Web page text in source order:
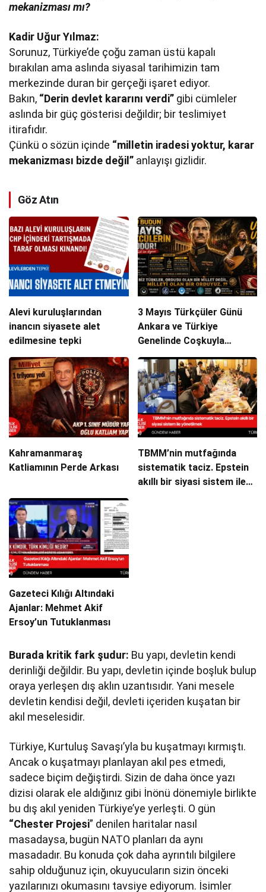
mekanizması mı?
Kadir Uğur Yılmaz:
Sorunuz, Türkiye’de çoğu zaman üstü kapalı
bırakılan ama aslında siyasal tarihimizin tam
merkezinde duran bir gerçeği işaret ediyor.
Bakın, “Derin devlet kararını verdi” gibi cümleler
aslında bir güç gösterisi değildir; bir teslimiyet
itirafıdır.
Çünkü o sözün içinde “milletin iradesi yoktur, karar
mekanizması bizde değil” anlayışı gizlidir.
Göz Atın
Alevi kuruluşlarından
inancın siyasete alet
edilmesine tepki
3 Mayıs Türkçüler Günü
Ankara ve Türkiye
Genelinde Coşkuyla
Kutlanacak!
Kahramanmaraş
Katliamının Perde Arkası
TBMM’nin mutfağında
sistematik taciz. Epstein
akıllı bir siyasi sistem ile
Gazeteci Kılığı Altındaki
Ajanlar: Mehmet Akif
Ersoy’un Tutuklanması
Burada kritik fark şudur: Bu yapı, devletin kendi
derinliği değildir. Bu yapı, devletin içinde boşluk bulup
oraya yerleşen dış aklın uzantısıdır. Yani mesele
devletin kendisi değil, devleti içeriden kuşatan bir
akıl meselesidir.
Türkiye, Kurtuluş Savaşı’yla bu kuşatmayı kırmıştı.
Ancak o kuşatmayı planlayan akıl pes etmedi,
sadece biçim değiştirdi. Sizin de daha önce yazı
dizisi olarak ele aldığınız gibi İnönü dönemiyle birlikte
bu dış akıl yeniden Türkiye’ye yerleşti. O gün
“Chester Projesi” denilen haritalar nasıl
masadaysa, bugün NATO planları da aynı
masadadır. Bu konuda çok daha ayrıntılı bilgilere
sahip olduğunuz için, okuyucuların sizin önceki
yazılarınızı okumasını tavsiye ediyorum. İsimler